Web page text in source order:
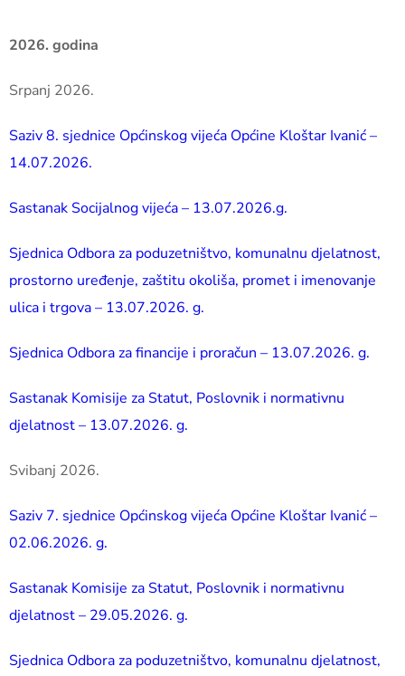
2026. godina
Srpanj 2026.
Saziv 8. sjednice Općinskog vijeća Općine Kloštar Ivanić –
14.07.2026.
Sastanak Socijalnog vijeća – 13.07.2026.g.
Sjednica Odbora za poduzetništvo, komunalnu djelatnost,
prostorno uređenje, zaštitu okoliša, promet i imenovanje
ulica i trgova – 13.07.2026. g.
Sjednica Odbora za financije i proračun – 13.07.2026. g.
Sastanak Komisije za Statut, Poslovnik i normativnu
djelatnost – 13.07.2026. g.
Svibanj 2026.
Saziv 7. sjednice Općinskog vijeća Općine Kloštar Ivanić –
02.06.2026. g.
Sastanak Komisije za Statut, Poslovnik i normativnu
djelatnost – 29.05.2026. g.
Sjednica Odbora za poduzetništvo, komunalnu djelatnost,